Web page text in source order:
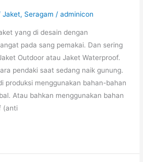
Jaket, Seragam /adminicon
yang di desain dengan
pada sang pemakai. Dan sering
Outdoor atau Jaket Waterproof.
pendaki saat sedang naik gunung.
produksi menggunakan bahan-bahan
Atau bahkan menggunakan bahan
(anti